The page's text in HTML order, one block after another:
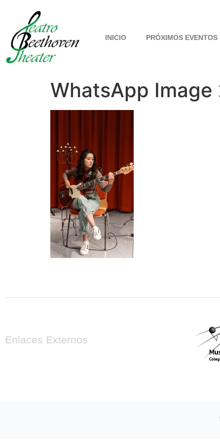
INICIO PRÓXIMOS EVENTOS
WhatsApp
Enlaces Externos